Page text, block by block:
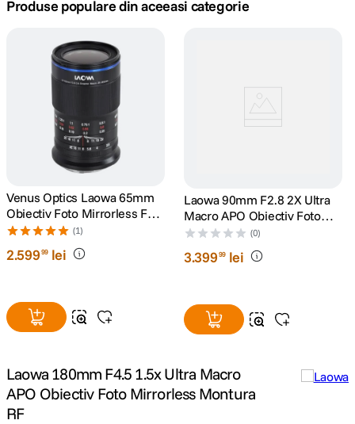
4. peak design
canon sx740 hs
lavaliera
ulanzi
godox
9 . card memorie
10 . nou
Produse populare din aceeasi categorie
Venus Optics Laowa 65mm
Obiectiv Foto Mirrorless F2.8
2X Ultra-Macro Montura
FujiFilm X
(1)
2.59999 lei
Laowa 90mm F2.8 2X Ultra
Macro APO Obiectiv Foto
Mirrorless Montura E
(0)
3.39999 lei
Laowa 180mm F4.5 1.5x Ultra Macro
APO Obiectiv Foto Mirrorless Montura
RF